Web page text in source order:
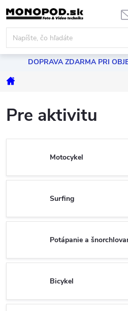
Prejsť
na
obsah
DOPRAVA ZDARMA PRI
Domov
Pre aktivitu
Motocykel
Surfing
Potápanie a
Bicykel